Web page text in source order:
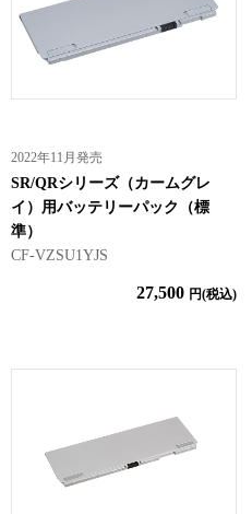
2022年11月発売
SR/QRシリーズ（カームグレ
イ）用バッテリーパック（標
準）
CF-VZSU1YJS
27,500 円(税込)